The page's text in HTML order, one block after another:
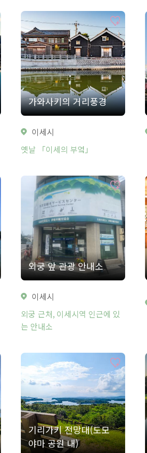
가와사키의 거리풍경
이세시
옛날 「이세의 부엌」
외궁 앞 관광 안내소
이세시
외궁 근처, 이세시역 인근에 있
는 안내소
기리가키 전망대(도모
야마 공원 내)